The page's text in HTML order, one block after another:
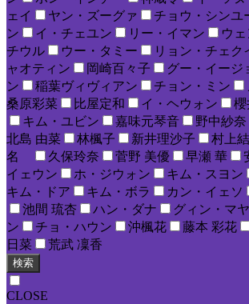
ェイ
ヤン・ズーグァ チョウ・シンユ
ン
イ・チェユン リー・イマン ウ
チウル
ウー・タミー リョン・チェク
ャオティン
岡崎百々子 グー・イージ
ン
稲葉ヴィヴィアン チョン・ミン
桑原彩菜
比屋定和 イ・ヘウォン 櫻
キム・ユビン
嘉味元琴音 野中紗奈
北島 由菜
林楓子 新井理沙子 村上
名
久保玲奈 菅野 美優 早瀬 華
イェウン
ホ・ジウォン キム・スヨン
キム・ドア
キム・ボラ カン・イェソ
池間 琉杏
ハン・ダナ グィン・マヤ
ン
チョ・ハウン 沖楓花 藤本 彩花
日菜
荒武 凜香
検索
CLOSE